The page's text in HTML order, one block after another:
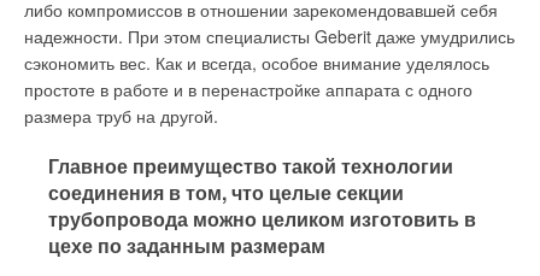
либо компромиссов в отношении зарекомендовавшей себя
надежности. При этом специалисты Geberit даже умудрились
сэкономить вес. Как и всегда, особое внимание уделялось
простоте в работе и в перенастройке аппарата с одного
размера труб на другой.
Главное преимущество такой технологии
соединения в том, что целые секции
трубопровода можно целиком изготовить в
цехе по заданным размерам
автоматикой. От этого зависит их длительная
работоспособность.
Следует также учитывать, что фильтры тонкой очистки по
сравнению с фильтрами грубой очистки имеют относительно
периодического обслуживания.
3. Какие бывают кран-буксы (вентильные головки)?
Кран-букса — это название пришло из зарубежа и, к
усилие в три-семь раз больше, чем достижимо с обычным
прямым ключом.
С трубами большого диаметра (от 4" и более) ключами
классической конструкции работать не всегда удобно. Так что
здесь применяются цепные ключи — как следует из
названия, в них захватывающим элементом является
металлическая цепь. Это дает возможность гибкого и
многоточечного захвата трубы диаметром до 18" (457 мм) и
плотного ее прижатия к щекам из легированной стали.